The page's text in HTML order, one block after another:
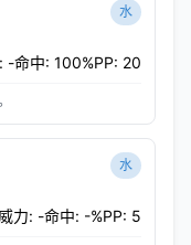
水
-命中: 100%PP: 20
水
威力: -命中: -%PP: 5